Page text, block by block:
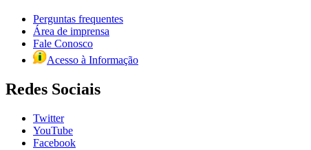
Perguntas frequentes
Área de imprensa
Fale Conosco
Acesso à Informação
Redes Sociais
Twitter
YouTube
Facebook